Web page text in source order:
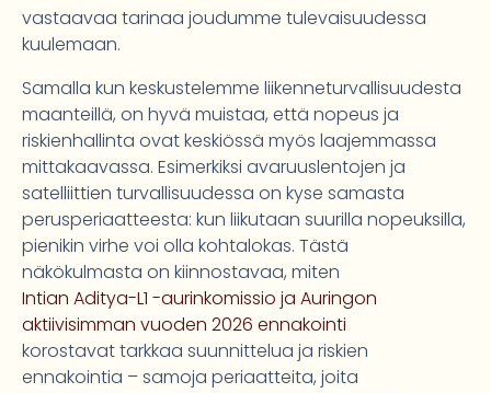
vastaavaa tarinaa joudumme tulevaisuudessa
kuulemaan.
Samalla kun keskustelemme liikenneturvallisuudesta
maanteillä, on hyvä muistaa, että nopeus ja
riskienhallinta ovat keskiössä myös laajemmassa
mittakaavassa. Esimerkiksi avaruuslentojen ja
satelliittien turvallisuudessa on kyse samasta
perusperiaatteesta: kun liikutaan suurilla nopeuksilla,
pienikin virhe voi olla kohtalokas. Tästä
näkökulmasta on kiinnostavaa, miten
Intian Aditya-L1 -aurinkomissio ja Auringon
aktiivisimman vuoden 2026 ennakointi
korostavat tarkkaa suunnittelua ja riskien
ennakointia – samoja periaatteita, joita